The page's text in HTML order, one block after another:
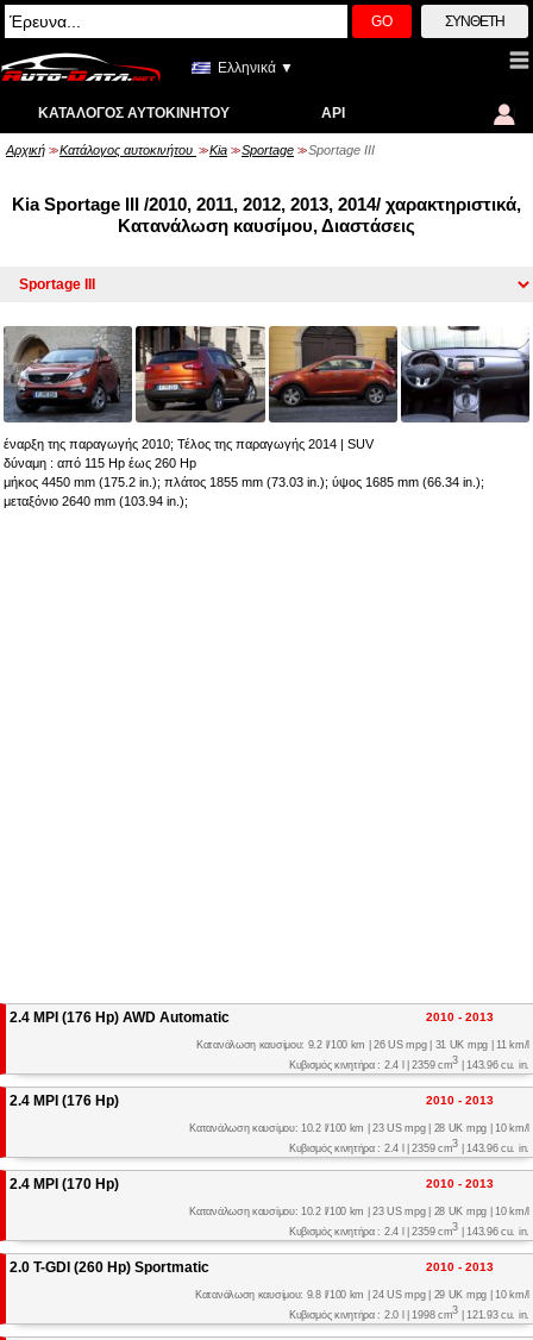
GO ΣΎΝΘΕΤΗ
Ελληνικά ▼
ΚΑΤΆΛΟΓΟΣ ΑΥΤΟΚΙΝΉΤΟΥ API
Αρχική >> Κατάλογος αυτοκινήτου >> Kia >> Sportage >> Sportage III
Kia Sportage III /2010, 2011, 2012, 2013, 2014/ χαρακτηριστικά,
Κατανάλωση καυσίμου, Διαστάσεις
έναρξη της παραγωγής 2010; Τέλος της παραγωγής 2014 | SUV
δύναμη : από 115 Hp έως 260 Hp
μήκος 4450 mm (175.2 in.); πλάτος 1855 mm (73.03 in.); ύψος 1685 mm (66.34 in.);
μεταξόνιο 2640 mm (103.94 in.);
2.4 MPI (176 Hp) AWD Automatic 2010 - 2013
Κατανάλωση καυσίμου: 9.2 l/100 km | 26 US mpg | 31 UK mpg | 11 km/l
Κυβισμός κινητήρα : 2.4 l | 2359 cm3 | 143.96 cu. in.
2.4 MPI (176 Hp) 2010 - 2013
Κατανάλωση καυσίμου: 10.2 l/100 km | 23 US mpg | 28 UK mpg | 10 km/l
Κυβισμός κινητήρα : 2.4 l | 2359 cm3 | 143.96 cu. in.
2.4 MPI (170 Hp) 2010 - 2013
Κατανάλωση καυσίμου: 10.2 l/100 km | 23 US mpg | 28 UK mpg | 10 km/l
Κυβισμός κινητήρα : 2.4 l | 2359 cm3 | 143.96 cu. in.
2.0 T-GDI (260 Hp) Sportmatic 2010 - 2013
Κατανάλωση καυσίμου: 9.8 l/100 km | 24 US mpg | 29 UK mpg | 10 km/l
Κυβισμός κινητήρα : 2.0 l | 1998 cm3 | 121.93 cu. in.